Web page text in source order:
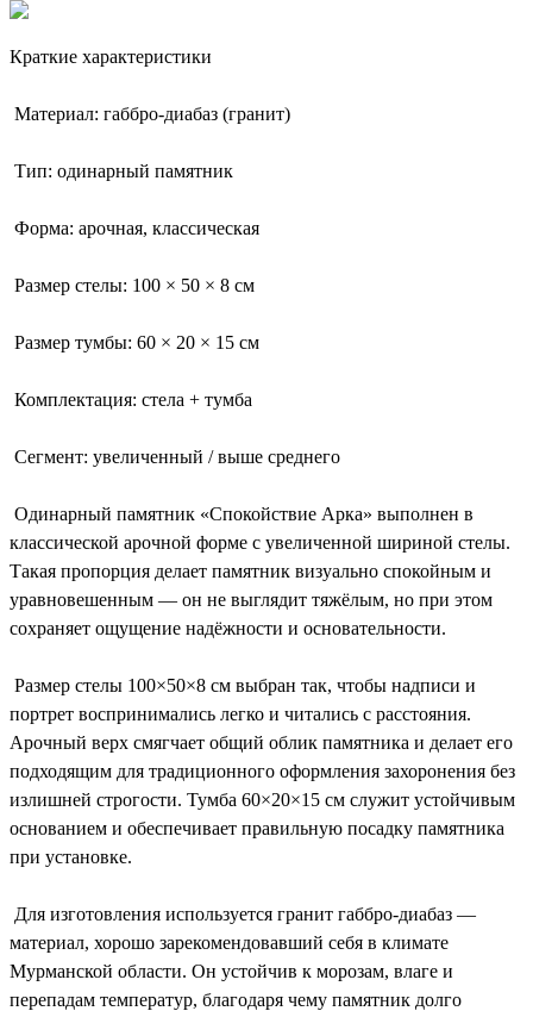
Краткие характеристики
Материал: габбро-диабаз (гранит)
Тип: одинарный памятник
Форма: арочная, классическая
Размер стелы: 100 × 50 × 8 см
Размер тумбы: 60 × 20 × 15 см
Комплектация: стела + тумба
Сегмент: увеличенный / выше среднего
Одинарный памятник «Спокойствие Арка» выполнен в
классической арочной форме с увеличенной шириной стелы.
Такая пропорция делает памятник визуально спокойным и
уравновешенным — он не выглядит тяжёлым, но при этом
сохраняет ощущение надёжности и основательности.
Размер стелы 100×50×8 см выбран так, чтобы надписи и
портрет воспринимались легко и читались с расстояния.
Арочный верх смягчает общий облик памятника и делает его
подходящим для традиционного оформления захоронения без
излишней строгости. Тумба 60×20×15 см служит устойчивым
основанием и обеспечивает правильную посадку памятника
при установке.
Для изготовления используется гранит габбро-диабаз —
материал, хорошо зарекомендовавший себя в климате
Мурманской области. Он устойчив к морозам, влаге и
перепадам температур, благодаря чему памятник долго